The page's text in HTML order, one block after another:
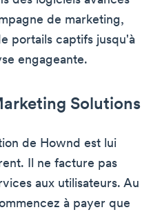
de marketing,
portails captifs jusqu'à
engageante.
Solutions
de Hownd est lui
Il ne facture pas
aux utilisateurs. Au
à payer que